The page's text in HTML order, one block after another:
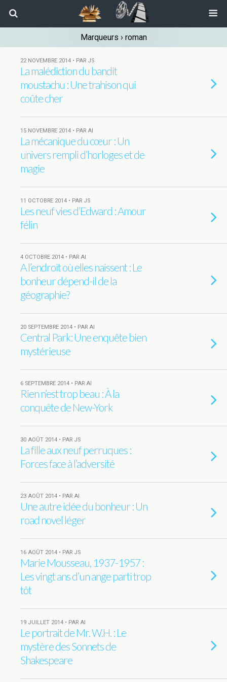
Marqueurs › roman
22 NOVEMBRE 2014 • PAR JS
La malédiction du bandit
moustachu : Une trahison qui
coûte cher
15 NOVEMBRE 2014 • PAR AI
La mécanique du cœur : Un
univers rempli d’horloges et de
magie
11 OCTOBRE 2014 • PAR JS
Les neuf vies d’Edward : Amour
félin
4 OCTOBRE 2014 • PAR AI
A l’endroit où elles naissent : Le
bonheur dépend-il de la
géographie?
20 SEPTEMBRE 2014 • PAR AI
Central Park: Une enquête bien
mystérieuse
6 SEPTEMBRE 2014 • PAR AI
Rien n’est trop beau : À la
conquête de New-York
30 AOÛT 2014 • PAR JS
La fille aux neuf perruques :
Forces face à l’adversité
23 AOÛT 2014 • PAR AI
Une autre idée du bonheur : Un
road novel léger
16 AOÛT 2014 • PAR JS
Marie Mousseau, 1937-1957 :
Les vingt ans d’un ange parti trop
tôt
19 JUILLET 2014 • PAR AI
Le portrait de Mr. W.H. : Le
mystère des Sonnets de
Shakespeare